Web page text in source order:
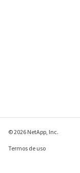
© 2026 NetApp, Inc.
Termos de uso